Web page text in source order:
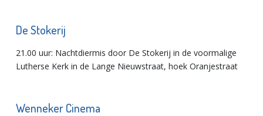
De Stokerij
21.00 uur: Nachtdiermis door De Stokerij in de voormalige
Lutherse Kerk in de Lange Nieuwstraat, hoek Oranjestraat
Wenneker Cinema